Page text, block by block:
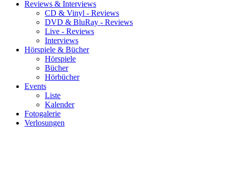
Reviews & Interviews
CD & Vinyl - Reviews
DVD & BluRay - Reviews
Live - Reviews
Interviews
Hörspiele & Bücher
Hörspiele
Bücher
Hörbücher
Events
Liste
Kalender
Fotogalerie
Verlosungen